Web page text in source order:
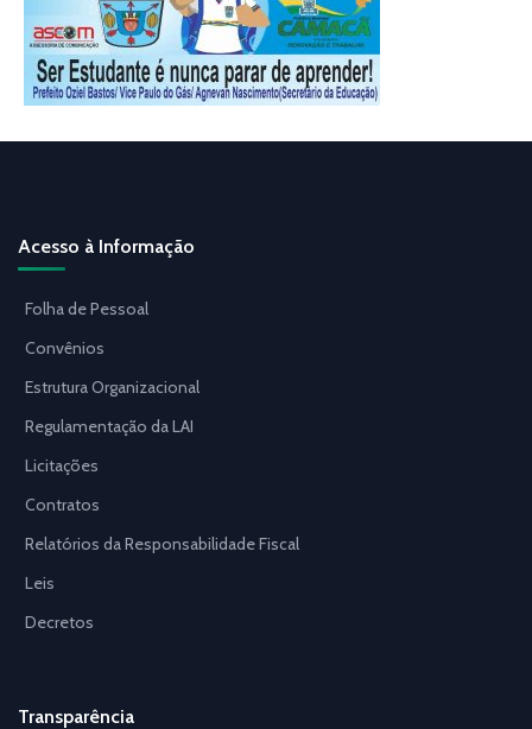
Acesso à Informação
Folha de Pessoal
Convênios
Estrutura Organizacional
Regulamentação da LAI
Licitações
Contratos
Relatórios da Responsabilidade Fiscal
Leis
Decretos
Transparência